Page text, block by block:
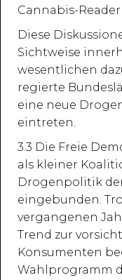
Cannabis-Reader
Diese
Sichtweise
wesentlichen
regierte
eine neue
eintreten.
3.3 Die Freie
als kleiner
Drogenpolitik
eingebunden.
vergangenen
Trend zur
Konsumenten
Wahlprogramm